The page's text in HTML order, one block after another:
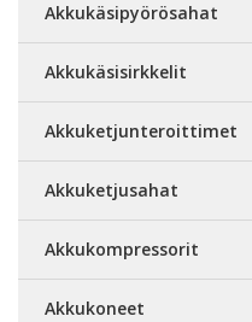
Akkukäsipyörösahat
Akkukäsisirkkelit
Akkuketjunteroittimet
Akkuketjusahat
Akkukompressorit
Akkukoneet